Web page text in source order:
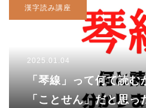
漢字読み講座
2025.01.04
「琴線」って何て読む
「ことせん」だと思